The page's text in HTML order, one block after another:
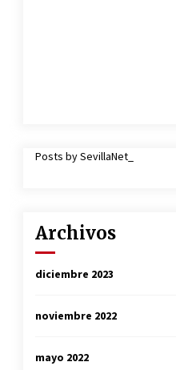
Posts by SevillaNet_
Archivos
diciembre 2023
noviembre 2022
mayo 2022